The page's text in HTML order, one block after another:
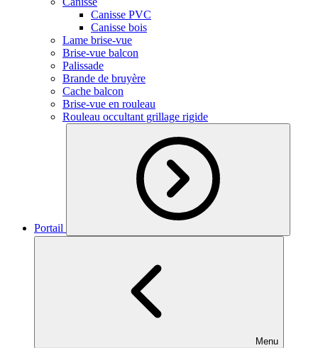
Canisse PVC
Canisse bois
Lame brise-vue
Brise-vue balcon
Palissade
Brande de bruyère
Cache balcon
Brise-vue en rouleau
Rouleau occultant grillage rigide
Portail
Menu